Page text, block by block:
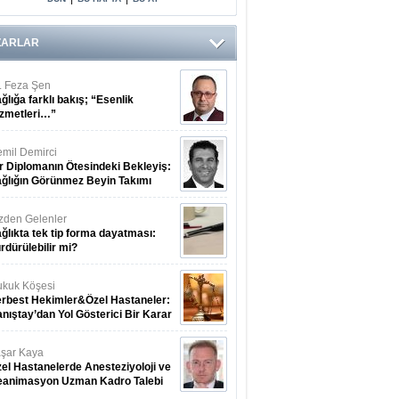
Feza Şen
farklı bakış; “Esenlik
Demirci
Diplomanın Ötesindeki Bekleyiş:
Görünmez Beyin Takımı
Gelenler
tek tip forma dayatması:
mi?
Köşesi
Hekimler&Özel Hastaneler:
Yol Gösterici Bir Karar
Kaya
Hastanelerde Anesteziyoloji ve
Uzman Kadro Talebi